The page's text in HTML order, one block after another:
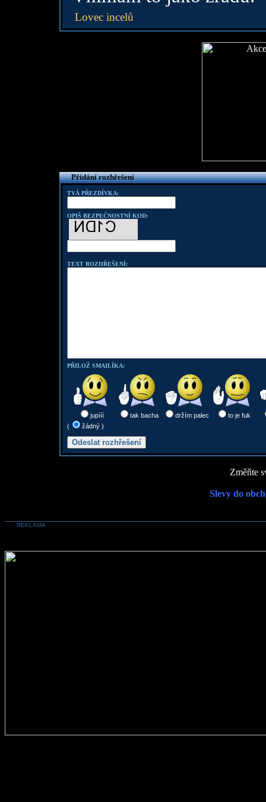
Lovec incelů
Přidání rozhřešení
TVÁ PŘEZDÍVKA:
OPIŠ BEZPEČNOSTNÍ KOD:
TEXT ROZHŘEŠENÍ:
PŘILOŽ SMAILÍKA:
jupííí tak bacha držím palec
to je fuk
(
žádný )
Změňte
Slevy do
REKLAMA